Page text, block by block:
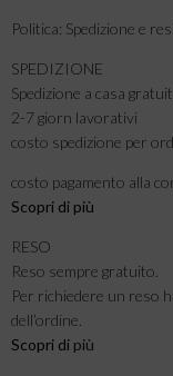
Politica: Spedizione e
SPEDIZIONE
Spedizione a casa
2-7 giorn lavorativi
costo spedizione per
costo pagamento alla
Scopri di più
RESO
Reso sempre gratuito.
Per richiedere un reso
dell’ordine.
Scopri di più